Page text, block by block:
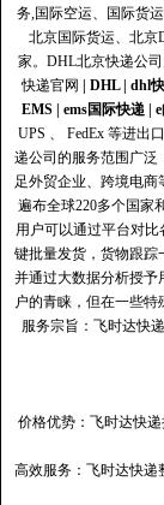
务,国际空运、国际货
北京国际货运、北京
家。DHL北京快递公
快递官网
DHL| dhl
EMS| ems国际快递|
UPS 、 FedEx 等进出
递公司的服务范围广泛
足外贸企业、跨境电
遍布全球220多个国家
用户可以通过平台对
键批量发货，货物跟踪
并通过大数据分析授予
户的青睐，但在一些
服务宗旨：飞时达快
价格优势：飞时达快
高效服务：飞时达快递